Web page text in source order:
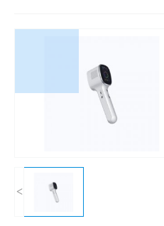
<